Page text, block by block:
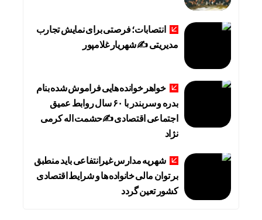
انتصابات؛ فرصتی برای نمایش تجارب
مدیریتی ✍ شهریار غلامپور
خواهر خوانده هایی فراموش شده بنام
بدره و سربندر با ۶۰ سال روابط عمیق
اجتماعی اقتصادی ✍حشمت اله کرمی
نژاد
شهریه مدارس غیرانتفاعی باید منطبق
بر توان مالی خانواده ها و شرایط اقتصادی
کشور تعین گردد